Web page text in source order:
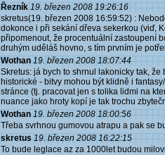
Řezník 19. březen 2008 19:26:16
skretus(19. březen 2008 16:59:52) :
dokonce i při sekání dřeva sekerkou (viď,
připomenout, že procentuální zastoupení
druhým uděláš hovno, s tím prvním je
Wothan 19. březen 2008 18:07:44
Skretus: já bych to shrnul lakonicky tak,
historické - bitvy mohou být klidně i
stránce (tj. pracovat jen s tolika lidmi na
nuance jako hroty kopí je tak trochu
Wothan 19. březen 2008 18:00:56
Třeba svrhnou gumovou atrapu a pak se
skretus 19. březen 2008 16:22:15
To bude leglace az za 1000let budou